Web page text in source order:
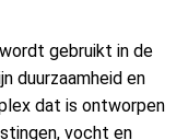
gebruikt in de
duurzaamheid en
dat is ontworpen
vocht en